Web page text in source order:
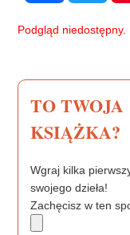
o
e
Podgląd niedostępny.
TO TWOJA
KSIĄŻKA?
Wgraj kilka
swojego dzieła!
Zachęcisz w ten